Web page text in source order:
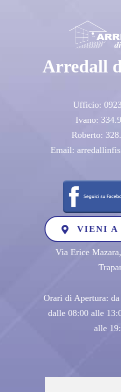
Arredall
Ufficio:
Ivano:
Roberto:
Email:
VIENI A
Via Erice
Orari di Apertura:
dalle 08:00 alle
alle